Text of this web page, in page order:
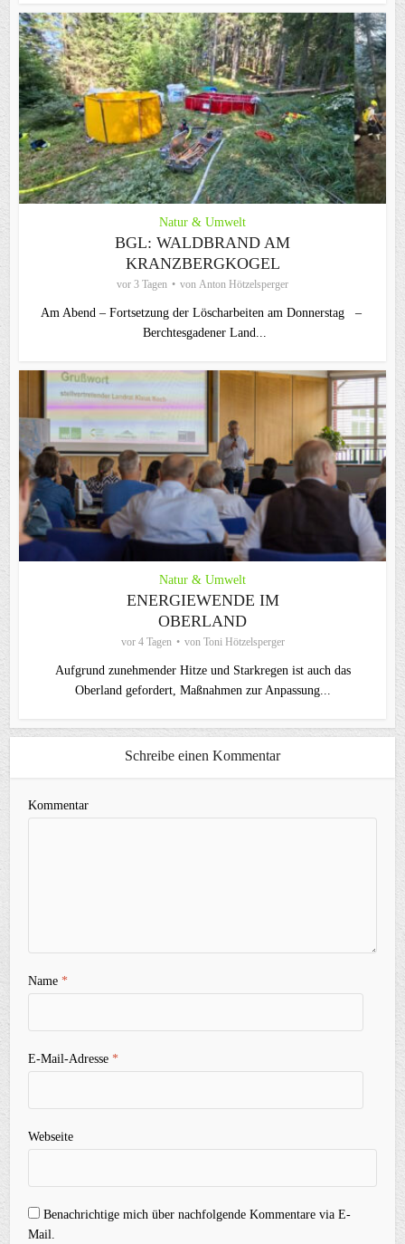
Natur & Umwelt
BGL: WALDBRAND AM
KRANZBERGKOGEL
vor 3 Tagen von Anton Hötzelsperger
Am Abend – Fortsetzung der Löscharbeiten am Donnerstag –
Berchtesgadener Land...
Natur & Umwelt
ENERGIEWENDE IM
OBERLAND
vor 4 Tagen von Toni Hötzelsperger
Aufgrund zunehmender Hitze und Starkregen ist auch das
Oberland gefordert, Maßnahmen zur Anpassung...
Schreibe einen Kommentar
Kommentar
Name*
E-Mail-Adresse*
Webseite
Benachrichtige mich über nachfolgende Kommentare via E-
Mail.